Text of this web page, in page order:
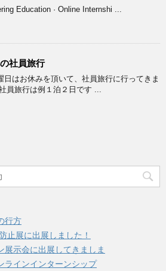
Education · Online Internshi ...
社員旅行
日はお休みを頂いて、社員旅行に行ってきま
員旅行は例１泊２日です ...
行方
止展に出展しました！
展示会に出展してきましま
ラインインターンシップ